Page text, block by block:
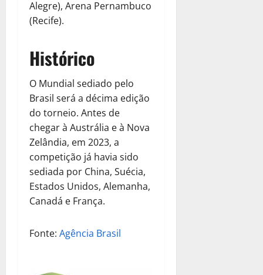
Alegre), Arena Pernambuco
(Recife).
Histórico
O Mundial sediado pelo
Brasil será a décima edição
do torneio. Antes de
chegar à Austrália e à Nova
Zelândia, em 2023, a
competição já havia sido
sediada por China, Suécia,
Estados Unidos, Alemanha,
Canadá e França.
Fonte: Agência Brasil